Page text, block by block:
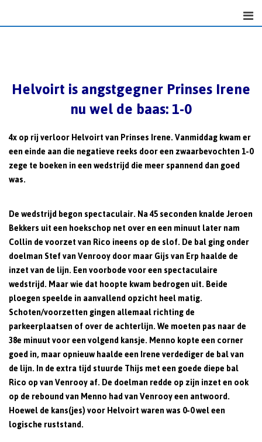
Helvoirt is angstgegner Prinses Irene
nu wel de baas: 1-0
4x op rij verloor Helvoirt van Prinses Irene. Vanmiddag kwam er
een einde aan die negatieve reeks door een zwaarbevochten 1-0
zege te boeken in een wedstrijd die meer spannend dan goed
was.
De wedstrijd begon spectaculair. Na 45 seconden knalde Jeroen
Bekkers uit een hoekschop net over en een minuut later nam
Collin de voorzet van Rico ineens op de slof. De bal ging onder
doelman Stef van Venrooy door maar Gijs van Erp haalde de
inzet van de lijn. Een voorbode voor een spectaculaire
wedstrijd. Maar wie dat hoopte kwam bedrogen uit. Beide
ploegen speelde in aanvallend opzicht heel matig.
Schoten/voorzetten gingen allemaal richting de
parkeerplaatsen of over de achterlijn. We moeten pas naar de
38e minuut voor een volgend kansje. Menno kopte een corner
goed in, maar opnieuw haalde een Irene verdediger de bal van
de lijn. In de extra tijd stuurde Thijs met een goede diepe bal
Rico op van Venrooy af. De doelman redde op zijn inzet en ook
op de rebound van Menno had van Venrooy een antwoord.
Hoewel de kans(jes) voor Helvoirt waren was 0-0 wel een
logische ruststand.